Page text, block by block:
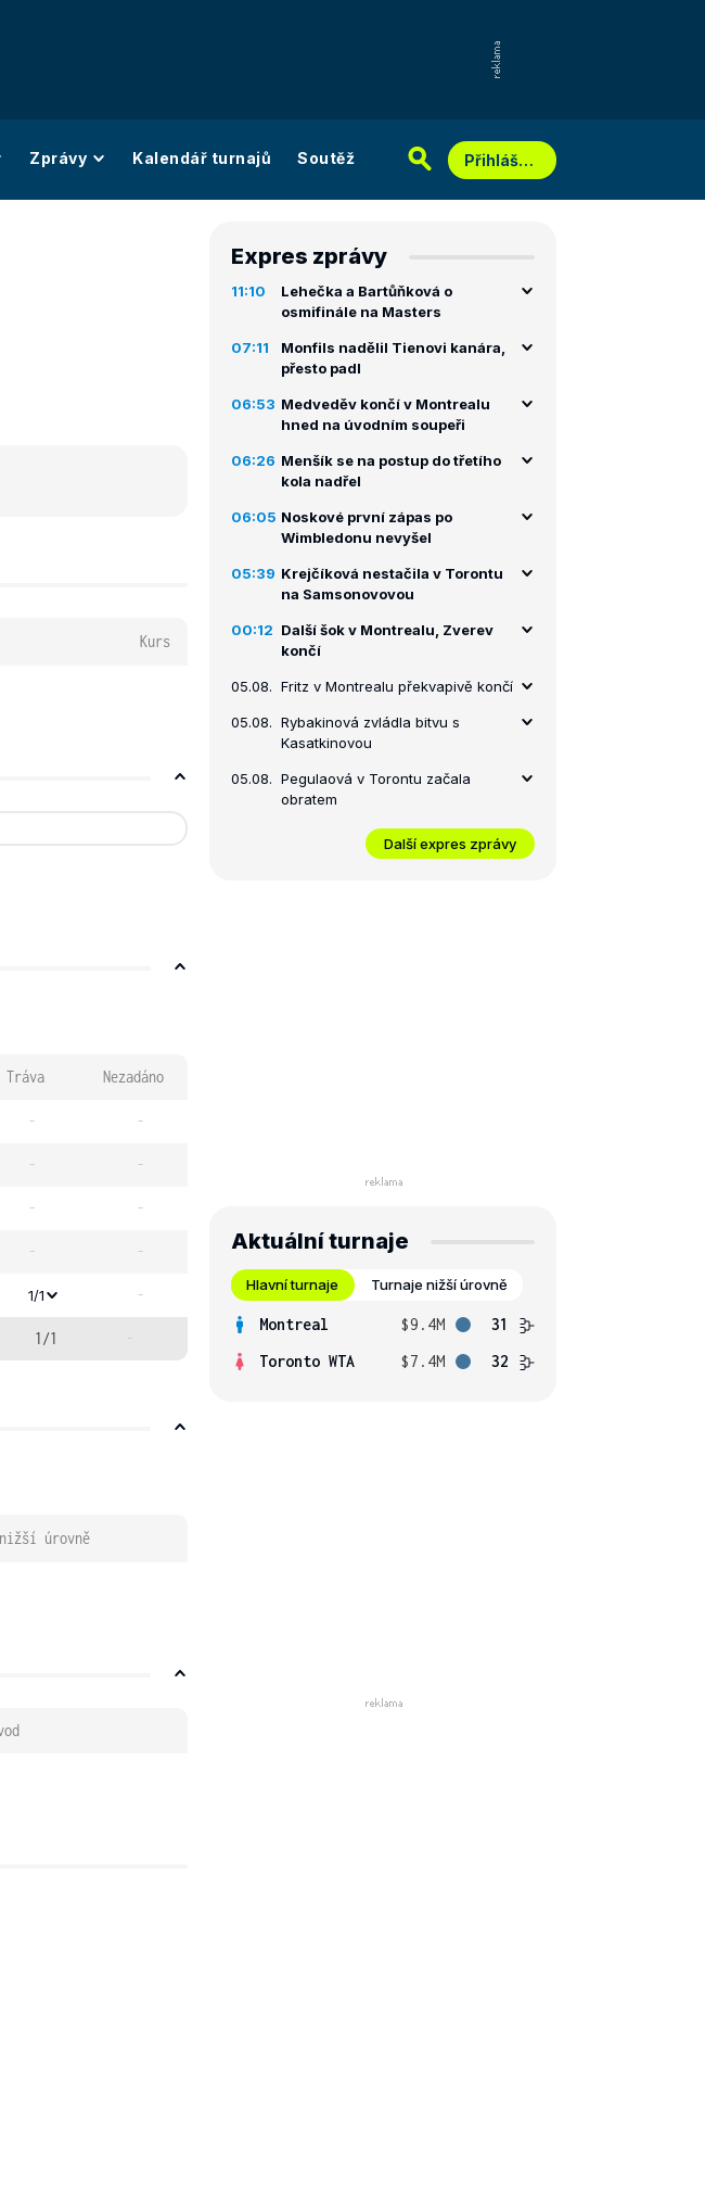
Zprávy Kalendář turnajů Soutěž Přihlášení
Kurs
Tráva Nezadáno
- -
- -
- -
- -
1/1 -
1/1 -
úrovně
Expres zprávy
11:10
Lehečka a Bartůňková o
osmifinále na Masters
07:11
Monfils nadělil Tienovi kanára,
přesto padl
06:53 Medveděv končí v Montrealu
hned na úvodním soupeři
06:26 Menšík se na postup do třetího
kola nadřel
06:05 Noskové první zápas po
Wimbledonu nevyšel
05:39 Krejčíková nestačila v Torontu
na Samsonovovou
00:12 Další šok v Montrealu, Zverev
končí
05.08. Fritz v Montrealu překvapivě končí
05.08. Rybakinová zvládla bitvu s
Kasatkinovou
05.08. Pegulaová v Torontu začala
obratem
Další expres zprávy
Aktuální turnaje
Hlavní turnaje Turnaje nižší úrovně
Montreal $9.4M
31
Toronto WTA
$7.4M 32